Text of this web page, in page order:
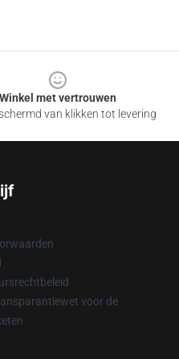
Winkel met vertrouwen
van klikken tot levering
voor de